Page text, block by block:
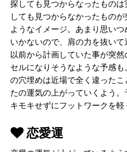
探しても見つからなったもの
しても見つからなかったもの
ようなイメージ。あまり思い
いかないので、肩の力を抜いて
以前から計画していた事が突
セルになりそうなような予感
の穴埋めは近場で全く違った
たの運気の上がっていくよう
キモキせずにフットワークを軽
恋愛運